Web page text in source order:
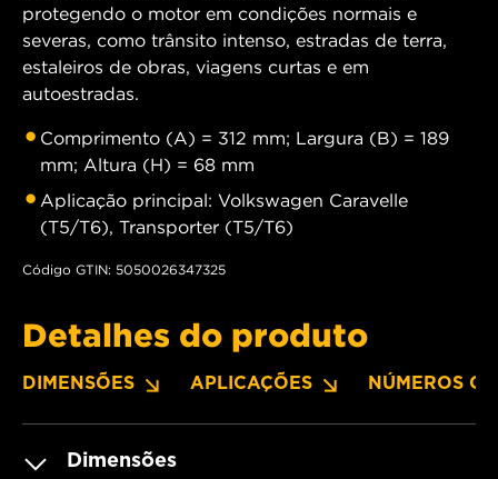
protegendo o motor em condições normais e
severas, como trânsito intenso, estradas de terra,
estaleiros de obras, viagens curtas e em
autoestradas.
Comprimento (A) = 312 mm; Largura (B) = 189
mm; Altura (H) = 68 mm
Aplicação principal: Volkswagen Caravelle
(T5/T6), Transporter (T5/T6)
Código GTIN: 5050026347325
Detalhes do produto
DIMENSÕES APLICAÇÕES NÚMEROS OE
Dimensões